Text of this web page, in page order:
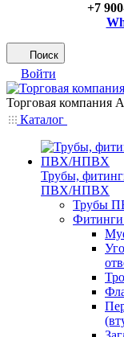
+7
Поиск
Войти
Торговая компания
Каталог
Трубы,
ПВХ/НПВХ
Трубы